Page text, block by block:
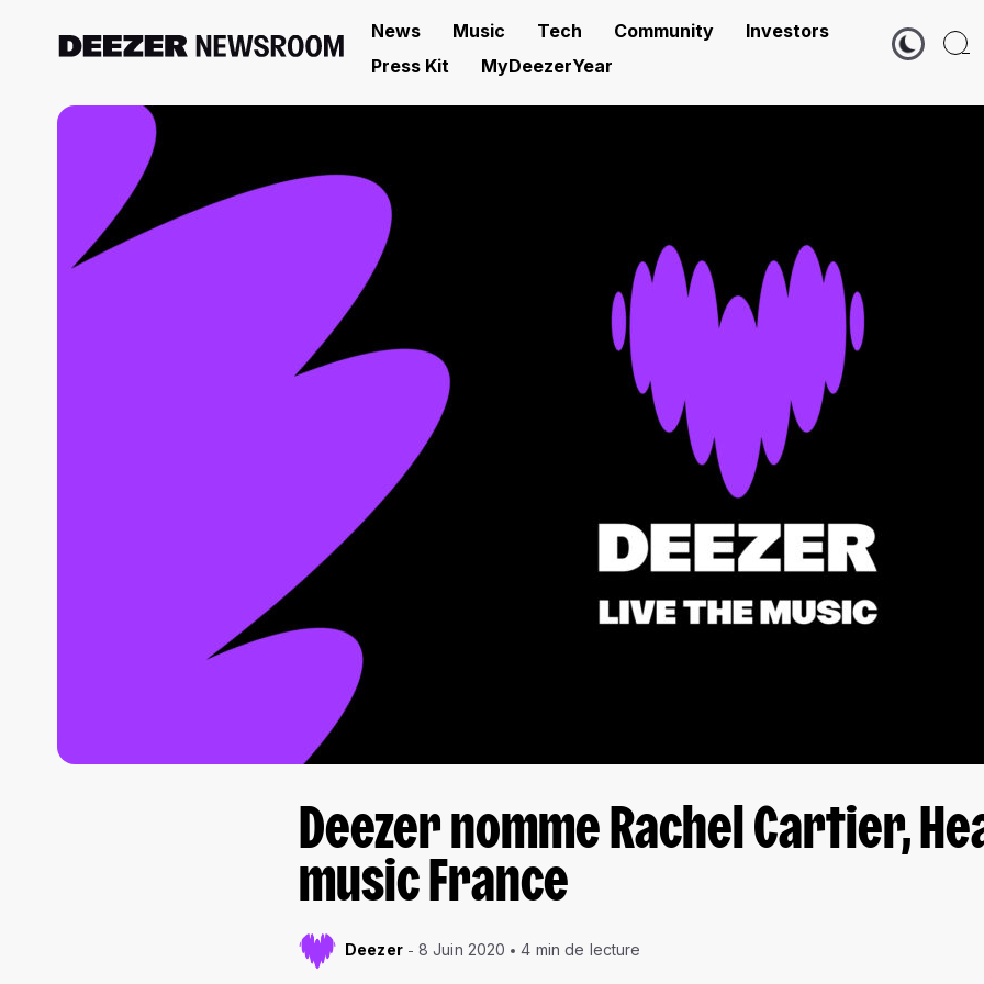
News Music Tech Community
Investors
Press Kit
MyDeezerYear
Deezer nomme Rachel Cartier,
music France
Deezer 8 Juin 2020 4 min de lecture